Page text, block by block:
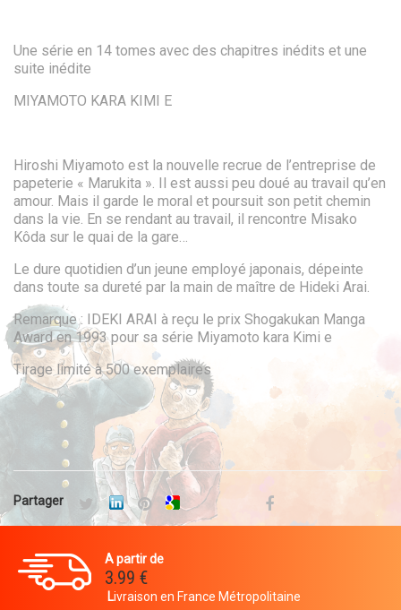
Une série en 14 tomes avec des chapitres inédits et une
suite inédite
MIYAMOTO KARA KIMI E
Hiroshi Miyamoto est la nouvelle recrue de l’entreprise de
papeterie « Marukita ». Il est aussi peu doué au travail qu’en
amour. Mais il garde le moral et poursuit son petit chemin
dans la vie. En se rendant au travail, il rencontre Misako
Kôda sur le quai de la gare…
Le dure quotidien d’un jeune employé japonais, dépeinte
dans toute sa dureté par la main de maître de Hideki Arai.
Remarque : IDEKI ARAI à reçu le prix Shogakukan Manga
Award en 1993 pour sa série Miyamoto kara Kimi e
Tirage limité à 500 exemplaires
Partager
A partir de
3.99 €
Livraison en France Métropolitaine